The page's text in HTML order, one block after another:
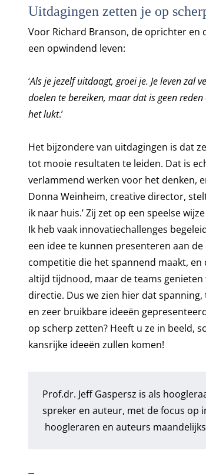
Uitdagingen zetten je op
Voor Richard Branson, de oprichter
een opwindend leven:
‘Als je jezelf uitdaagt, groei je. Je leven zal
doelen te bereiken, maar dat is geen
het lukt.’
Het bijzondere van uitdagingen is dat
tot mooie resultaten te leiden. Dat is
verlammend werken voor het denken,
Donna Weinheim, creative director,
ik naar huis.’ Zij zet op een speelse
Ik heb vaak innovatiechallenges
een idee te kunnen presenteren aan
competitie die het spannend maakt,
altijd tijdnood, maar de teams
directie. Dus we zien hier dat
en zeer bruikbare ideeën
op scherp zetten? Heeft u ze in beeld,
kansrijke ideeën zullen komen!
Prof.dr. Jeff Gaspersz is als
spreker en auteur, met de focus op
hoogleraren en auteurs